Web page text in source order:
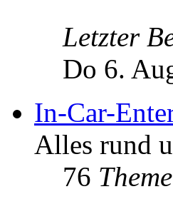
Letzter
Do 6.
In-Car-
Alles rund
76